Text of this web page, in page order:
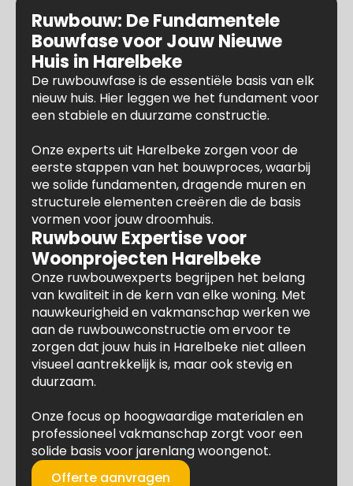
Ruwbouw: De Fundamentele
Bouwfase voor Jouw Nieuwe
Huis in Harelbeke
De ruwbouwfase is de essentiële basis van elk
nieuw huis. Hier leggen we het fundament voor
een stabiele en duurzame constructie.
Onze experts uit Harelbeke zorgen voor de
eerste stappen van het bouwproces, waarbij
we solide fundamenten, dragende muren en
structurele elementen creëren die de basis
vormen voor jouw droomhuis.
Ruwbouw Expertise voor
Woonprojecten Harelbeke
Onze ruwbouwexperts begrijpen het belang
van kwaliteit in de kern van elke woning. Met
nauwkeurigheid en vakmanschap werken we
aan de ruwbouwconstructie om ervoor te
zorgen dat jouw huis in Harelbeke niet alleen
visueel aantrekkelijk is, maar ook stevig en
duurzaam.
Onze focus op hoogwaardige materialen en
professioneel vakmanschap zorgt voor een
solide basis voor jarenlang woongenot.
Offerte aanvragen